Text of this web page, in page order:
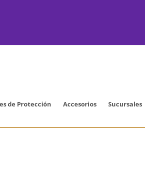
de Protección Accesorios Sucursales